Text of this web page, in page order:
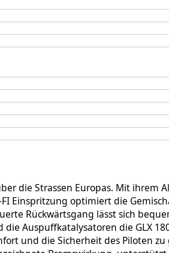
die Strassen Europas. Mit
Einspritzung optimiert die
Rückwärtsgang lässt sich
Auspuffkatalysatoren die GLX
und die Sicherheit des Piloten